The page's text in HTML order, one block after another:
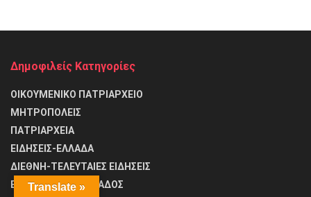
Δημοφιλείς Κατηγορίες
ΟΙΚΟΥΜΕΝΙΚΟ ΠΑΤΡΙΑΡΧΕΙΟ
ΜΗΤΡΟΠΟΛΕΙΣ
ΠΑΤΡΙΑΡΧΕΙΑ
ΕΙΔΗΣΕΙΣ-ΕΛΛΑΔΑ
ΔΙΕΘΝΗ-ΤΕΛΕΥΤΑΙΕΣ ΕΙΔΗΣΕΙΣ
ΕΚΚΛΗΣΙΑ ΤΗΣ ΕΛΛΑΔΟΣ
Translate »